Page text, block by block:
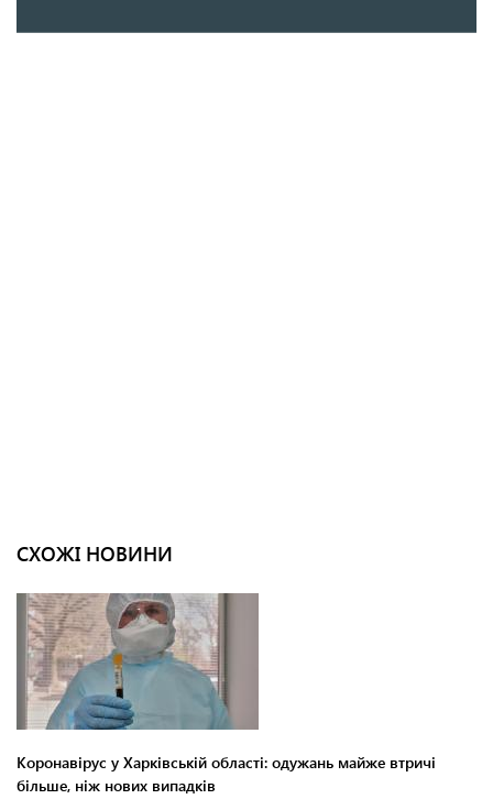
СХОЖІ НОВИНИ
Коронавірус у Харківській області: одужань майже втричі
більше, ніж нових випадків